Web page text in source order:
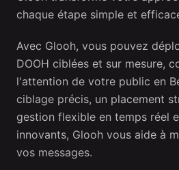
chaque étape simple et
Avec Glooh, vous pouvez
DOOH ciblées et sur mesure,
l'attention de votre public en
ciblage précis, un placement
gestion flexible en temps réel
innovants, Glooh vous aide à
vos messages.